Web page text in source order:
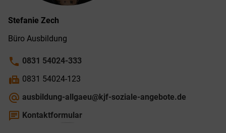
Stefanie Zech
Büro Ausbildung
phone 0831 54024-333
fax 0831 54024-123
alternate_email ausbildung-allgaeu@kjf-soziale-angebote.de
chat Kontaktformular